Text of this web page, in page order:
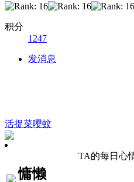
积分
1247
发消息
活捉菜嘤蚊
TA的每日心
慵懒